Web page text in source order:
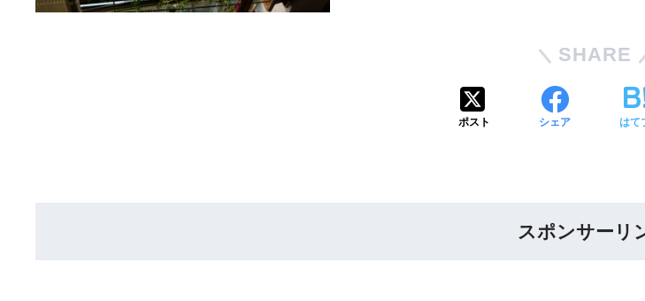
SHARE
ポスト シェア はて
スポンサーリ